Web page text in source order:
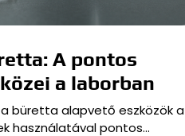
A pontos
a laborban
büretta alapvető eszközök a
használatával pontos…